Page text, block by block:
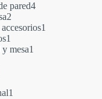
pared44
2
productos1
1
producto
mesa1
1